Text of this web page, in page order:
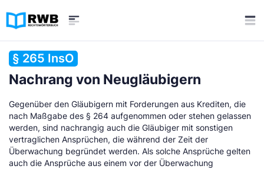
§ 265 InsO
Nachrang von Neugläubigern
Gegenüber den Gläubigern mit Forderungen aus Krediten, die
nach Maßgabe des § 264 aufgenommen oder stehen gelassen
werden, sind nachrangig auch die Gläubiger mit sonstigen
vertraglichen Ansprüchen, die während der Zeit der
Überwachung begründet werden. Als solche Ansprüche gelten
auch die Ansprüche aus einem vor der Überwachung